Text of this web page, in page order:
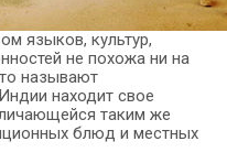
языков, культур,
не похожа ни на
называют
находит свое
таким же
блюд и местных